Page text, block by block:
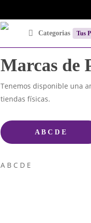
Categorias Tus
Marcas de
Tenemos disponible una
tiendas físicas.
A B C D E
A B C D E